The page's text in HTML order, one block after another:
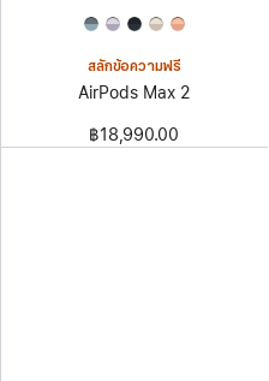
สลักข้อความฟรี
AirPods Max 2
฿18,990.00